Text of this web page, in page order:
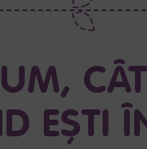
EȘTI